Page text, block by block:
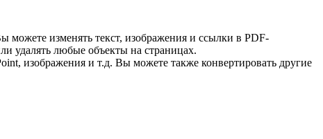
можете изменять текст, изображения и ссылки в PDF-
удалять любые объекты на страницах.
изображения и т.д. Вы можете также конвертировать другие